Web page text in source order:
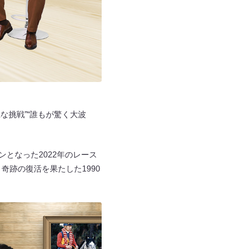
挑戦”“誰もが驚く大波
となった2022年のレース
跡の復活を果たした1990